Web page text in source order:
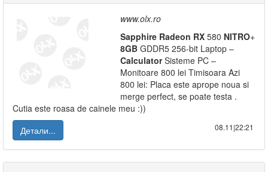
www.olx.ro
Sapphire Radeon RX 580 NITRO+
8GB GDDR5 256-bit Laptop –
CalculatorSisteme PC –
Monitoare 800 lei Timisoara Azi
800 lei: Placa este aprope noua si
merge perfect, se poate testa .
Cutia este roasa de cainele meu :))
Детали...
08.11|22:21